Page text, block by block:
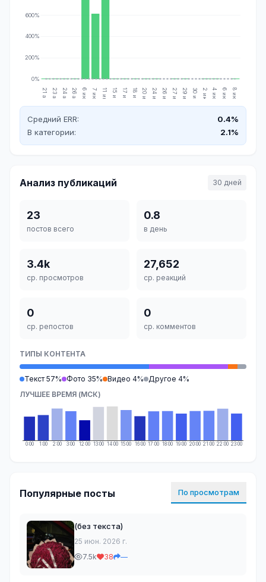
21 апр. 23 апр. 24 апр. 26 апр. 6 июн. 7 июн. 11 июн. 15 июн. 17 июн. 18 июн. 20 июн. 24 июн. 26 июн. 27 июн. 29 июн. 30 июн. 2 июл. 4 июл. 6 июл. 8 июл.
0%
200%
400%
600%
Средний ERR:
0.4%
В категории:
2.1%
Анализ публикаций 30 дней
23
постов всего
0.8
в день
3.4k
ср. просмотров
27,652
ср. реакций
0
ср. репостов
0
ср. комментов
ТИПЫ КОНТЕНТА
Текст 57% Фото 35% Видео 4% Другое 4%
ЛУЧШЕЕ ВРЕМЯ (МСК)
0:00 1:00 2:00 3:00 12:00 13:00 14:00 15:00 16:00 17:00 18:00 19:00 20:00 21:00 22:00 23:00
Популярные посты По просмотрам
(без текста)
25 июн. 2026 г.
7.5k
38 —